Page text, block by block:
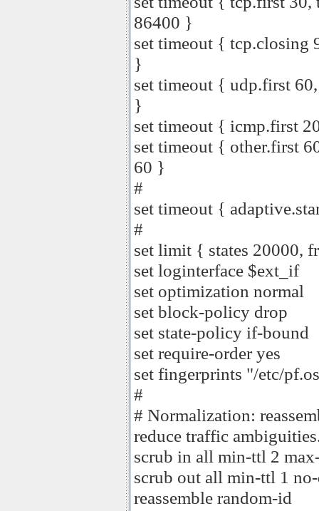
86400 }
set timeout { tcp.closing
}
set timeout { udp.first
}
set timeout { icmp.first
set timeout { other.first
60 }
#
set timeout {
#
set limit { states 20000,
set loginterface $ext_if
set optimization normal
set block-policy drop
set state-policy if-bound
set require-order yes
set fingerprints "/etc/
#
# Normalization:
reduce traffic
scrub in all min-ttl 2
scrub out all min-ttl 1
reassemble random-id